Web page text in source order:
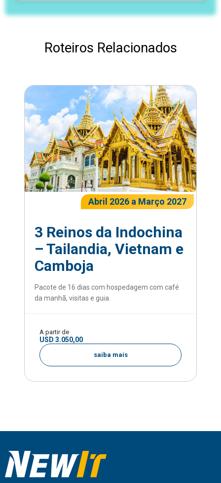
Roteiros Relacionados
Abril 2026 a Março 2027
3 Reinos da Indochina
– Tailandia, Vietnam e
Camboja
Pacote de 16 dias com hospedagem com café
da manhã, visitas e guia.
A partir de
USD 3.050,00
saiba mais